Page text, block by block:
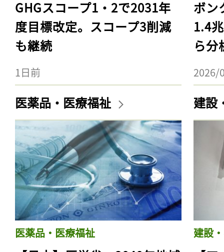
GHGスコープ1・2で2031年
度目標改定。スコープ3削減
も継続
1日前
ボン
1.4
ら分
2026/
医薬品・医療福祉
医薬品・医療福祉
建設
建設